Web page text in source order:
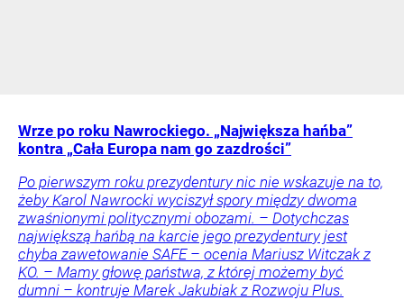
Wrze po roku Nawrockiego. „Największa hańba”
kontra „Cała Europa nam go zazdrości”
Po pierwszym roku prezydentury nic nie wskazuje na to,
żeby Karol Nawrocki wyciszył spory między dwoma
zwaśnionymi politycznymi obozami. – Dotychczas
największą hańbą na karcie jego prezydentury jest
chyba zawetowanie SAFE – ocenia Mariusz Witczak z
KO. – Mamy głowę państwa, z której możemy być
dumni – kontruje Marek Jakubiak z Rozwoju Plus.